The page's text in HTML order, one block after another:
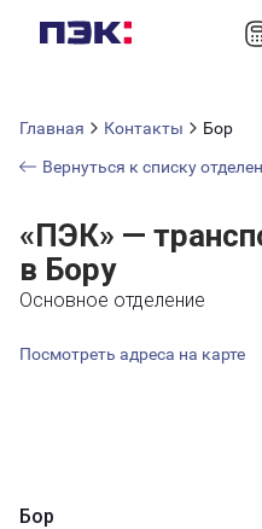
Главная Контакты
Бор
Вернуться к списку
«ПЭК» —
в Бору
Основное отделение
Посмотреть адреса на карте
Бор